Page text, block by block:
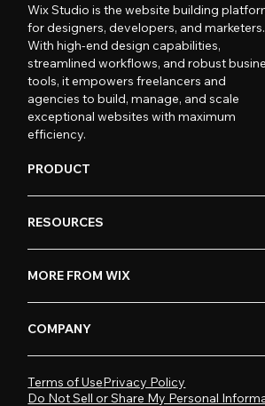
Wix Studio is the website building
for designers, developers, and marketers.
With high-end design capabilities,
streamlined workflows, and robust
tools, it empowers freelancers and
agencies to build, manage, and scale
exceptional websites with maximum
efficiency.
PRODUCT
RESOURCES
MORE FROM WIX
COMPANY
Terms of UsePrivacy Policy
Do Not Sell or Share My Personal